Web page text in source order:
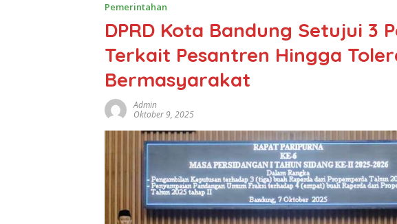
Pemerintahan
DPRD Kota Bandung Setujui 3
Terkait Pesantren Hingga
Bermasyarakat
Admin
Oktober 9, 2025